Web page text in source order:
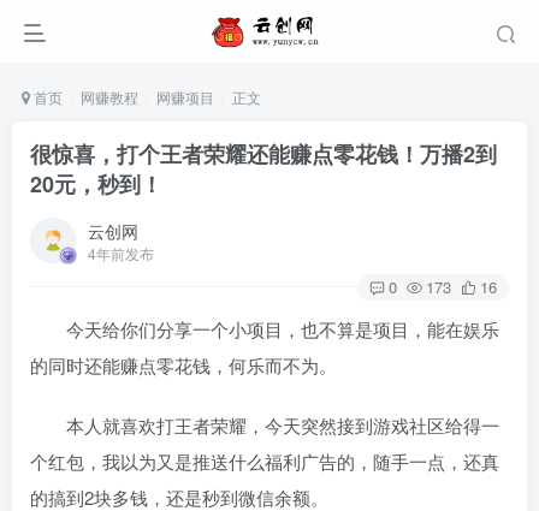
首页 网赚教程 网赚项目 正文
很惊喜，打个王者荣耀还能赚点零花钱！万播2到
20元，秒到！
云创网
4年前发布
0 173 16
今天给你们分享一个小项目，也不算是项目，能在娱乐
的同时还能赚点零花钱，何乐而不为。
本人就喜欢打王者荣耀，今天突然接到游戏社区给得一
个红包，我以为又是推送什么福利广告的，随手一点，还真
的搞到2块多钱，还是秒到微信余额。